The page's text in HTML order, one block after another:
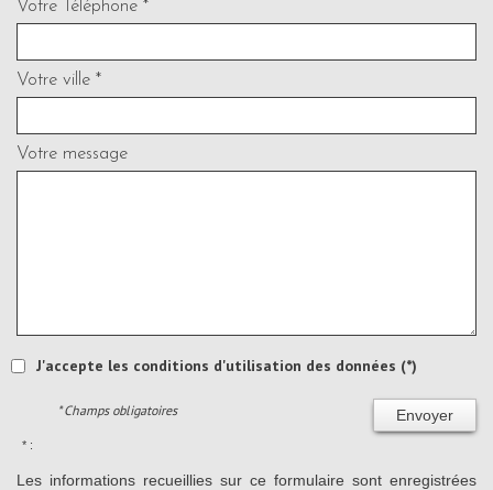
Votre Téléphone *
Votre ville *
Votre message
J'accepte les conditions d'utilisation des données (*)
Envoyer
* Champs obligatoires
* :
Les informations recueillies sur ce formulaire sont enregistrées